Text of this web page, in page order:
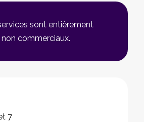
sont entièrement
commerciaux.
7